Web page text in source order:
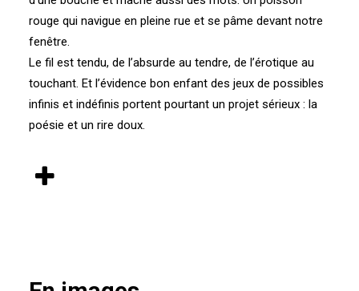
rouge qui navigue en pleine rue et se pâme devant notre
fenêtre.
Le fil est tendu, de l’absurde au tendre, de l’érotique au
touchant. Et l’évidence bon enfant des jeux de possibles
infinis et indéfinis portent pourtant un projet sérieux : la
poésie et un rire doux.